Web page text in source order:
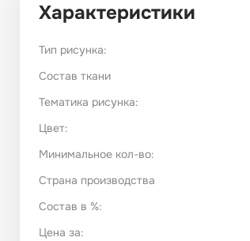
Характеристики
Тип рисунка:
Состав ткани
Тематика рисунка:
Цвет:
Минимальное кол-во:
Страна производства
Состав в %:
Цена за: